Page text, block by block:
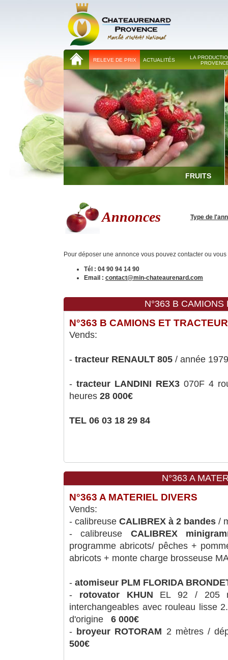
RELEVE DE PRIX ACTUALITÉS
LA
FRUITS
Annonces Type de
Pour déposer une annonce vous pouvez contacter ou
Tél : 04 90 94 14 90
Email : contact@min-chateaurenard.com
N°363 B
N°363 B CAMIONS ET
Vends:
- tracteur RENAULT 805 / année
- tracteur LANDINI REX3 070F 4
heures 28 000€
TEL 06 03 18 29 84
N°363 A
N°363 A MATERIEL DIVERS
Vends:
- calibreuse CALIBREX à 2 bandes /
- calibreuse CALIBREX
programme abricots/ pêches +
abricots + monte charge brosseuse
- atomiseur PLM FLORIDA
- rotovator KHUN EL 92 / 205
interchangeables avec
d'origine
6 000€
- broyeur ROTORAM 2 mètres /
500€